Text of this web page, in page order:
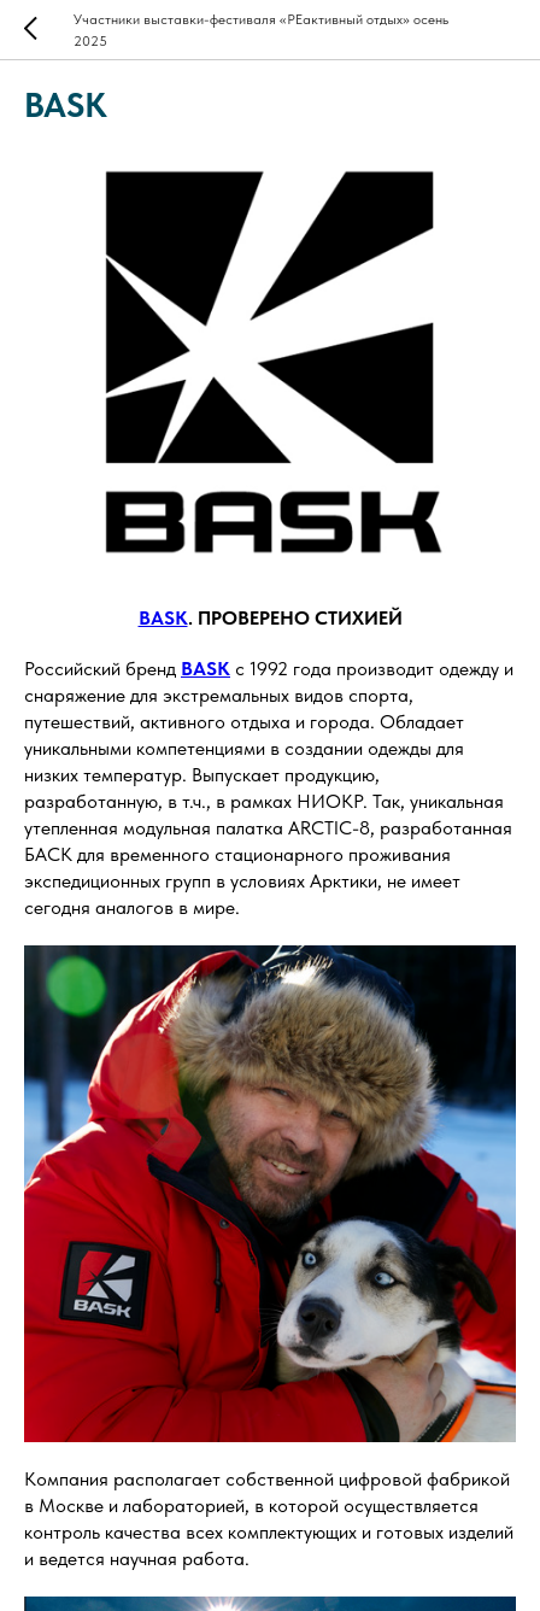
Участники выставки-фестиваля «РЕактивный отдых» осень
2025
BASK
BASK. ПРОВЕРЕНО СТИХИЕЙ
Российский бренд BASK с 1992 года производит одежду и
снаряжение для экстремальных видов спорта,
путешествий, активного отдыха и города. Обладает
уникальными компетенциями в создании одежды для
низких температур. Выпускает продукцию,
разработанную, в т.ч., в рамках НИОКР. Так, уникальная
утепленная модульная палатка ARCTIC-8, разработанная
БАСК для временного стационарного проживания
экспедиционных групп в условиях Арктики, не имеет
сегодня аналогов в мире.
Компания располагает собственной цифровой фабрикой
в Москве и лабораторией, в которой осуществляется
контроль качества всех комплектующих и готовых изделий
и ведется научная работа.